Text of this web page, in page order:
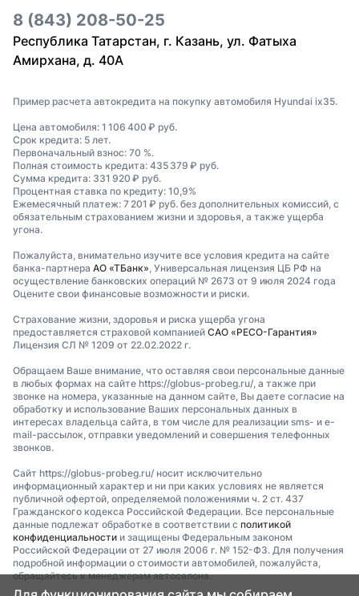
8 (843) 208-50-25
Республика Татарстан, г. Казань, ул. Фатыха
Амирхана, д. 40А
Пример расчета автокредита на покупку автомобиля Hyundai ix35.
Цена автомобиля: 1 106 400 ₽ руб.
Срок кредита: 5 лет.
Первоначальный взнос: 70 %.
Полная стоимость кредита: 435 379 ₽ руб.
Сумма кредита: 331 920 ₽ руб.
Процентная ставка по кредиту: 10,9%
Ежемесячный платеж: 7 201 ₽ руб. без дополнительных комиссий, с
обязательным страхованием жизни и здоровья, а также ущерба
угона.
Пожалуйста, внимательно изучите все условия кредита на сайте
банка-партнера АО «ТБанк», Универсальная лицензия ЦБ РФ на
осуществление банковских операций № 2673 от 9 июля 2024 года
Оцените свои финансовые возможности и риски.
Страхование жизни, здоровья и риска ущерба угона
предоставляется страховой компанией САО «РЕСО-Гарантия»
Лицензия СЛ № 1209 от 22.02.2022 г.
Обращаем Ваше внимание, что оставляя свои персональные данные
в любых формах на сайте https://globus-probeg.ru/, а также при
звонке на номера, указанные на данном сайте, Вы даете согласие на
обработку и использование Ваших персональных данных в
интересах владельца сайта, в том числе для реализации sms- и e-
mail-рассылок, отправки уведомлений и совершения телефонных
звонков.
Сайт https://globus-probeg.ru/ носит исключительно
информационный характер и ни при каких условиях не является
публичной офертой, определяемой положениями ч. 2 ст. 437
Гражданского кодекса Российской Федерации. Все персональные
данные подлежат обработке в соответствии с политикой
конфиденциальности и защищены Федеральным законом
Российской Федерации от 27 июля 2006 г. № 152-ФЗ. Для получения
подробной информации о стоимости автомобилей, пожалуйста,
обращайтесь к менеджерам автосалона.